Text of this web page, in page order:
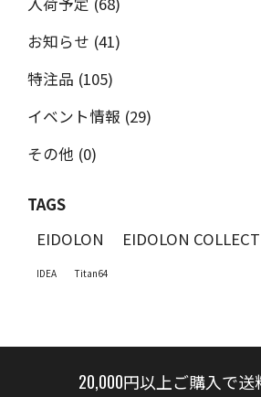
お知らせ (41)
特注品 (105)
イベント情報 (29)
その他 (0)
TAGS
EIDOLON
EIDOLON
IDEA Titan64
20,000円以上ご購入で